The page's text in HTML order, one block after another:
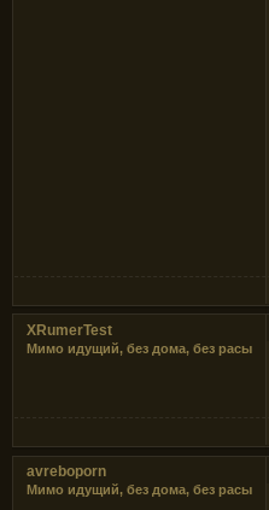
XRumerTest
Мимо идущий, без дома, без расы
avreboporn
Мимо идущий, без дома, без расы